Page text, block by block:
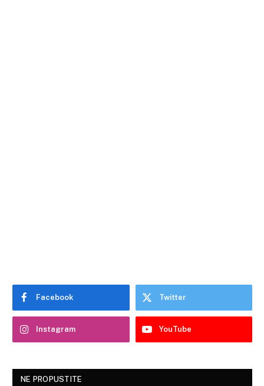
Facebook Twitter
Instagram YouTube
NE PROPUSTITE